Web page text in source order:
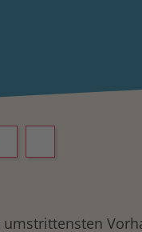
umstrittensten